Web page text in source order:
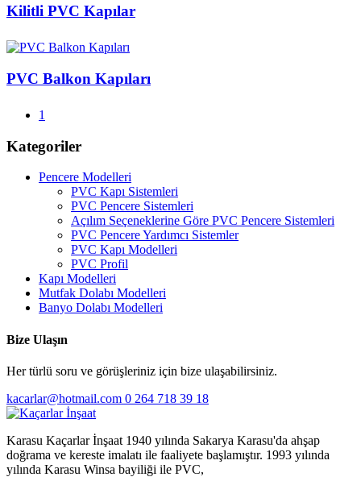
Kilitli PVC Kapılar
PVC Balkon Kapıları
1
Kategoriler
Pencere Modelleri
PVC Kapı Sistemleri
PVC Pencere Sistemleri
Açılım Seçeneklerine Göre PVC Pencere Sistemleri
PVC Pencere Yardımcı Sistemler
PVC Kapı Modelleri
PVC Profil
Kapı Modelleri
Mutfak Dolabı Modelleri
Banyo Dolabı Modelleri
Bize Ulaşın
Her türlü soru ve görüşleriniz için bize ulaşabilirsiniz.
kacarlar@hotmail.com 0 264 718 39 18
Karasu Kaçarlar İnşaat 1940 yılında Sakarya Karasu'da ahşap
doğrama ve kereste imalatı ile faaliyete başlamıştır. 1993 yılında
yılında Karasu Winsa bayiliği ile PVC,